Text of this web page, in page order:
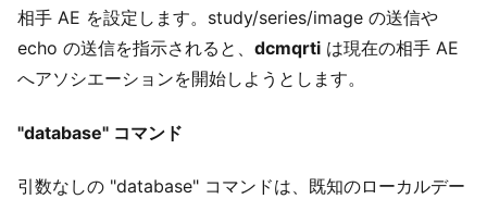
相手 AE を設定します。study/series/image の送信や
echo の送信を指示されると、 dcmqrti は現在の相手 AE
へアソシエーションを開始しようとします。
"database" コマンド
引数なしの "database" コマンドは、既知のローカルデー